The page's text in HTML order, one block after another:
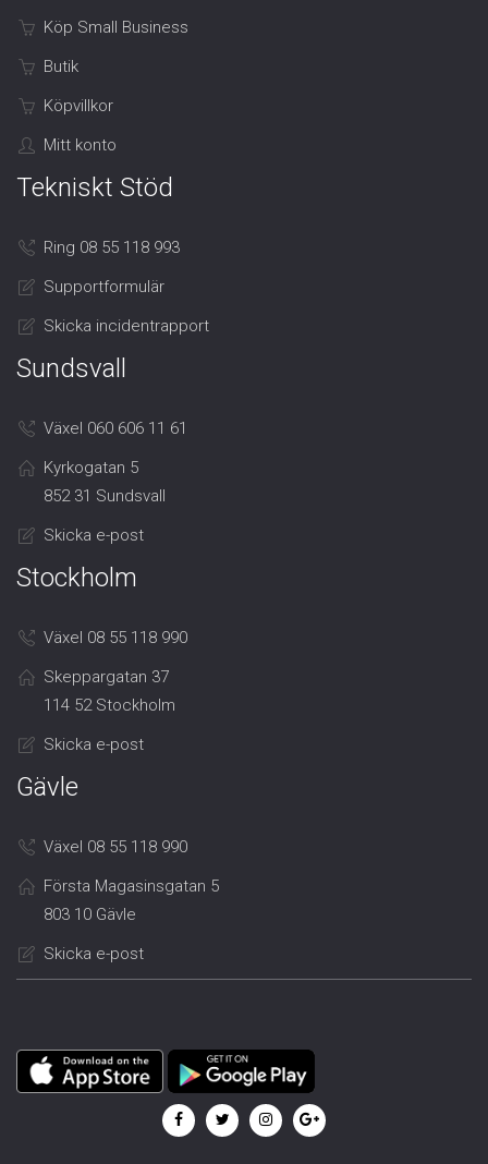
Köp Small Business
Butik
Köpvillkor
Mitt konto
Tekniskt Stöd
Ring 08 55 118 993
Supportformulär
Skicka incidentrapport
Sundsvall
Växel 060 606 11 61
Kyrkogatan 5
852 31 Sundsvall
Skicka e-post
Stockholm
Växel 08 55 118 990
Skeppargatan 37
114 52 Stockholm
Skicka e-post
Gävle
Växel 08 55 118 990
Första Magasinsgatan 5
803 10 Gävle
Skicka e-post